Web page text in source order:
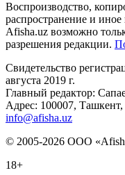
Воспроизводство,
распространение и
Afisha.uz возможно
разрешения редакции.
Свидетельство
августа 2019 г.
Главный редактор:
Адрес: 100007,
info@afisha.uz
© 2005-2026 ООО
18+